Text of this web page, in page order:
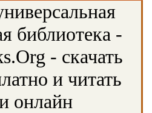
библиотека -
- скачать
и читать
онлайн